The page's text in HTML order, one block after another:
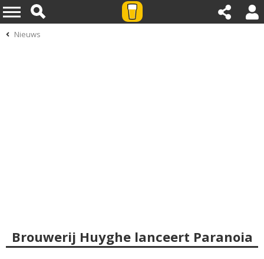
Nieuws
Brouwerij Huyghe lanceert Paranoia